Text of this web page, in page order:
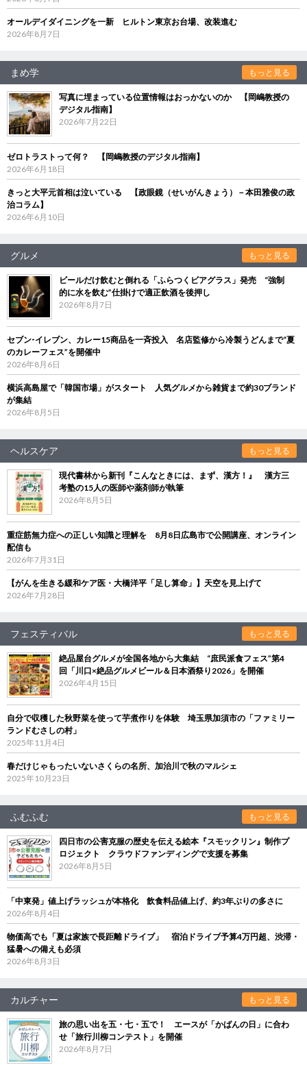
オールデイダイニングを一新 ヒルトン東京お台場、改装進む
2026年8月7日
まめ学 もっと見る
写真に埋まっている位置情報はおっかないのか 【岡嶋教授の
デジタル指南】
2026年7月22日
ゼロトラストって何？ 【岡嶋教授のデジタル指南】
2026年6月18日
きっと大平元首相は泣いている 【政眼鏡（せいがんきょう）－本田雅俊の政
治コラム】
2026年6月10日
グルメ もっと見る
ビールだけ飲むと倒れる「ふらつくビアグラス」発売 “強制
的に水を飲む”仕掛けで適正飲酒を後押し
2026年8月7日
セブン‐イレブン、カレー15商品を一斉投入 名店監修から冷製うどんまで“夏
のカレーフェス”を開催中
2026年8月6日
横浜高島屋で「韓国市場」がスタート 人気グルメから雑貨まで約30ブランド
が集結
2026年8月5日
ヘルスケア もっと見る
現代書林から新刊『こんなときには、まず、漢方！』 漢方三
考塾の15人の医師や薬剤師が執筆
2026年8月5日
重症筋無力症への正しい知識と理解を 8月8日広島市で公開講座、オンライン
配信も
2026年7月31日
【がんを生きる緩和ケア医・大橋洋平「足し算命」】天空を見上げて
2026年7月28日
フェスティバル もっと見る
絶品屋台グルメが全国各地から大集結 “庶民派食フェス”第4
回「川口×絶品グルメビール＆日本酒祭り2026」を開催
2026年4月15日
自分で収穫した秋野菜を使って芋煮作りを体験 埼玉県加須市の「ファミリー
ランドむさしの村」
2025年11月4日
春だけじゃもったいないさくらの名所、加治川で秋のマルシェ
2025年10月23日
ふむふむ もっと見る
四日市の公害克服の歴史を伝える絵本『スモックリン』制作プ
ロジェクト クラウドファンディングで支援を募集
2026年8月5日
「中東発」値上げラッシュが本格化 飲食料品値上げ、約3年ぶりの多さに
2026年8月4日
物価高でも「夏は家族で長距離ドライブ」 宿泊ドライブ予算4万円超、渋滞・
猛暑への備えも必須
2026年8月3日
カルチャー もっと見る
旅の思い出を五・七・五で！ エースが「かばんの日」に合わ
せ「旅行川柳コンテスト」を開催
2026年8月7日